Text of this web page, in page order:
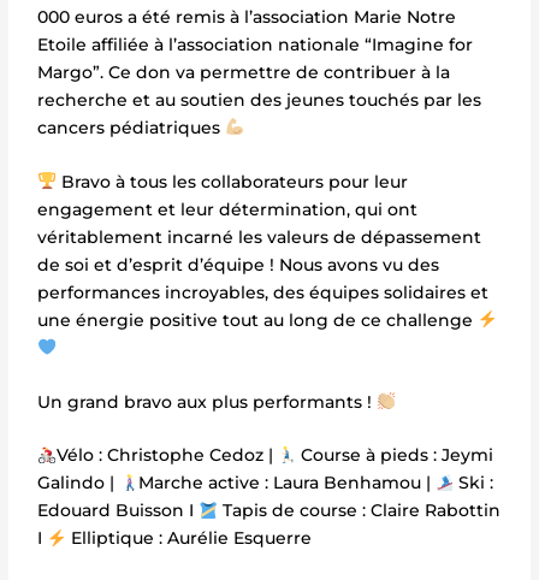
000 euros a été remis à l’association Marie Notre
Etoile affiliée à l’association nationale “Imagine for
Margo”. Ce don va permettre de contribuer à la
recherche et au soutien des jeunes touchés par les
cancers pédiatriques
Bravo à tous les collaborateurs pour leur
engagement et leur détermination, qui ont
véritablement incarné les valeurs de dépassement
de soi et d’esprit d’équipe ! Nous avons vu des
performances incroyables, des équipes solidaires et
une énergie positive tout au long de ce challenge
Un grand bravo aux plus performants !
Vélo : Christophe Cedoz |
Course à pieds : Jeymi
Galindo |
Marche active : Laura Benhamou |
Ski :
Edouard Buisson I
Tapis de course : Claire Rabottin
I
Elliptique : Aurélie Esquerre